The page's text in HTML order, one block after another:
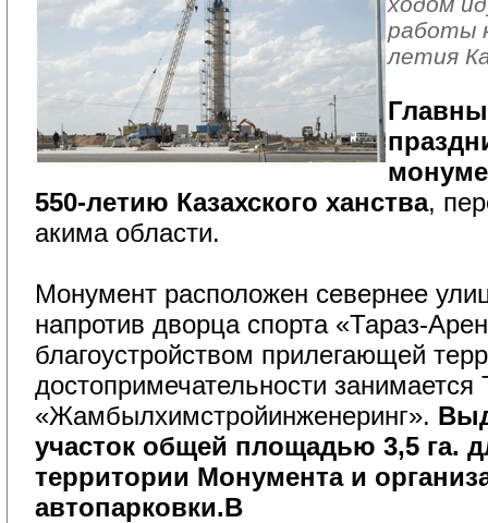
работы
летия
550-летию Казахского ханства,
акима области.
Монумент расположен севернее
напротив дворца спорта «Тараз-
благоустройством прилегающей
достопримечательности
«Жамбылхимстройинженеринг».
участок общей площадью 3,5 га.
территории Монумента и
автопарковки.В